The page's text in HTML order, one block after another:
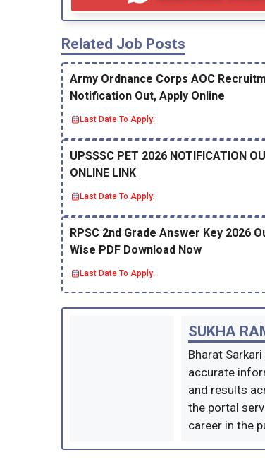
Related Job Posts
Army Ordnance Corps AOC
Notification Out, Apply Online
Last Date To Apply:
UPSSSC PET 2026 NOTIFICATION
ONLINE LINK
Last Date To Apply:
RPSC 2nd Grade Answer Key 2026
Wise PDF Download Now
Last Date To Apply:
SUKHA
Bharat
accurate
and results
the portal
career in the